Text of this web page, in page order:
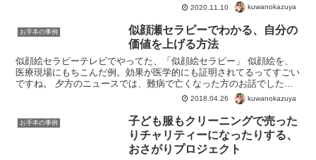
かも、千葉県で１店舗あたりの売上が１
2020.11.10 kuwanokazuya
お手本の事例
似顔瀬セラピーでわかる、自分の
価値を上げる方法
似顔絵セラピーテレビでやってた、「似顔絵セラピー」 似顔絵を、
医療現場にもちこんだ例。効果が医学的にも証明されてるってすごい
ですね。 夕方のニュースでは、難病で亡くなった方のお話でした。
似顔絵でそんな重い話なのか！？ と思ったんですが、まさ...
2018.04.26 kuwanokazuya
お手本の事例
子ども服もクリーニングで売った
りチャリティーになったりする、
おさがりプロジェクト